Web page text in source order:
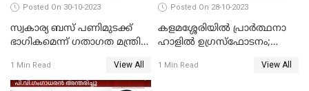
Posted On 30-10-2023
സ്വകാര്യ ബസ് പണിമുടക്ക്
ഭാഗികമെന്ന് ഗതാഗത മന്ത്രി
1 Min Read View All
Posted On 28-10-2023
കളമശ്ശേരിയിൽ പ്രാർത്ഥനാ
ഹാളിൽ ഉഗ്രസ്‌ഫോടനം;
പേരുടെ നില ഗുരുതരം
1 Min Read View All